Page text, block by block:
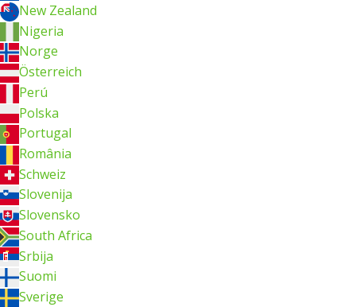
New Zealand
Nigeria
Norge
Österreich
Perú
Polska
Portugal
România
Schweiz
Slovenija
Slovensko
South Africa
Srbija
Suomi
Sverige